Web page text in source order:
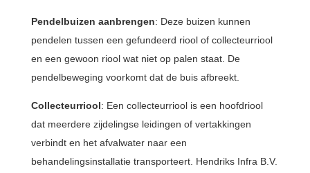
Pendelbuizen aanbrengen: Deze buizen kunnen
pendelen tussen een gefundeerd riool of collecteurriool
en een gewoon riool wat niet op palen staat. De
pendelbeweging voorkomt dat de buis afbreekt.
Collecteurriool: Een collecteurriool is een hoofdriool
dat meerdere zijdelingse leidingen of vertakkingen
verbindt en het afvalwater naar een
behandelingsinstallatie transporteert. Hendriks Infra B.V.